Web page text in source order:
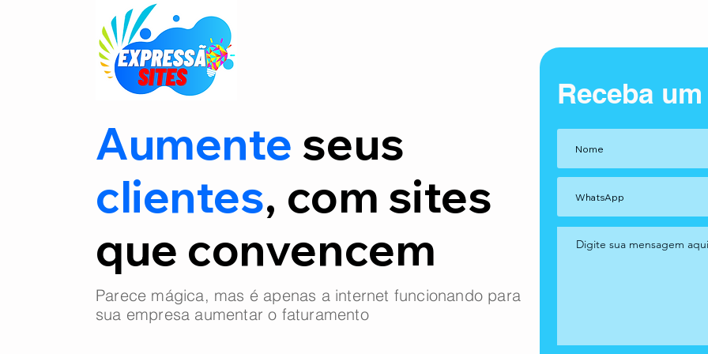
Aumente seus
clientes, com sites
que convencem
Parece mágica, mas é apenas a internet funcionando para
sua empresa aumentar o faturamento
Receba